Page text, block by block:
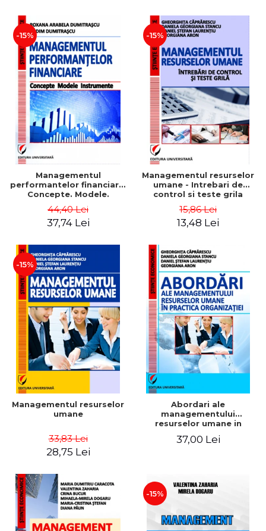
-15%
Managementul
performantelor financiare.
Concepte. Modele.
44,40 Lei
37,74 Lei
-15%
Managementul resurselor
umane - Intrebari de
control si teste grila
15,86 Lei
13,48 Lei
-15%
Managementul resurselor
umane
33,83 Lei
28,75 Lei
Abordari ale
managementului
resurselor umane in
37,00 Lei
-15%